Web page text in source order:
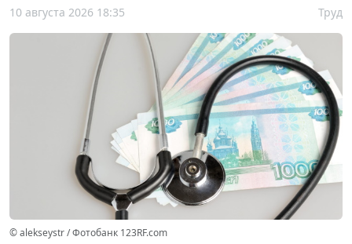
10 августа 2026 18:35 Труд
© alekseystr / Фотобанк 123RF.com